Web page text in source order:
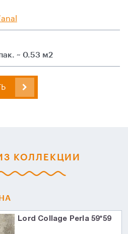
~ 0.53 м2
КОЛЛЕКЦИИ
Lord Collage Perla 59*59